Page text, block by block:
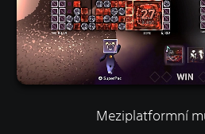
Meziplatformní